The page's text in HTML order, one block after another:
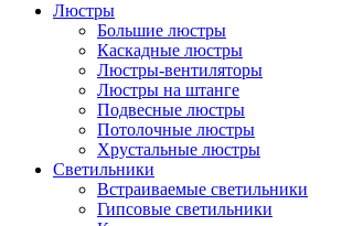
Люстры
Большие люстры
Каскадные люстры
Люстры-вентиляторы
Люстры на штанге
Подвесные люстры
Потолочные люстры
Хрустальные люстры
Светильники
Встраиваемые светильники
Гипсовые светильники